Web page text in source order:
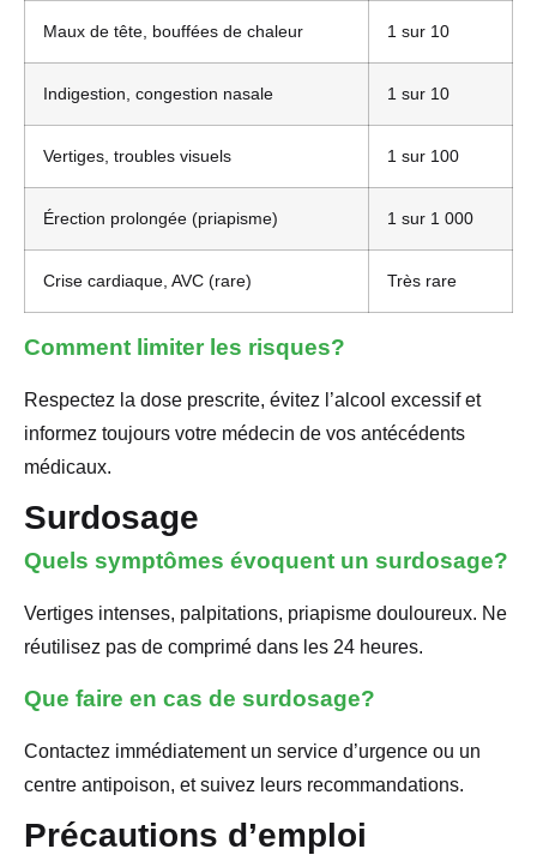
Maux de tête, bouffées de chaleur 1 sur 10
Indigestion, congestion nasale 1 sur 10
Vertiges, troubles visuels 1 sur 100
Érection prolongée (priapisme) 1 sur 1 000
Crise cardiaque, AVC (rare) Très rare
Comment limiter les risques?
Respectez la dose prescrite, évitez l’alcool excessif et
informez toujours votre médecin de vos antécédents
médicaux.
Surdosage
Quels symptômes évoquent un surdosage?
Vertiges intenses, palpitations, priapisme douloureux. Ne
réutilisez pas de comprimé dans les 24 heures.
Que faire en cas de surdosage?
Contactez immédiatement un service d’urgence ou un
centre antipoison, et suivez leurs recommandations.
Précautions d’emploi